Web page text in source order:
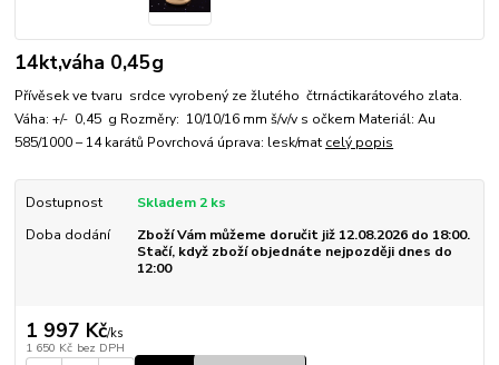
14kt,váha 0,45g
Přívěsek ve tvaru srdce vyrobený ze žlutého čtrnáctikarátového zlata.
Váha: +/- 0,45 g Rozměry: 10/10/16 mm š/v/v s očkem Materiál: Au
585/1000 – 14 karátů Povrchová úprava: lesk/mat celý popis
Dostupnost
Skladem 2 ks
Doba dodání
Zboží Vám můžeme doručit již 12.08.2026 do 18:00.
Stačí, když zboží objednáte nejpozději dnes do
12:00
1 997 Kč/ks
1 650 Kč bez DPH